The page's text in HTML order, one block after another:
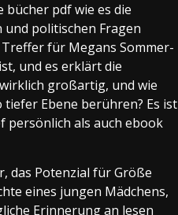
bücher pdf wie es die
und politischen Fragen
für Megans Sommer-
und es erklärt die
großartig, und wie
Ebene berühren? Es ist
persönlich als auch ebook
das Potenzial für Größe
eines jungen Mädchens,
Erinnerung an lesen